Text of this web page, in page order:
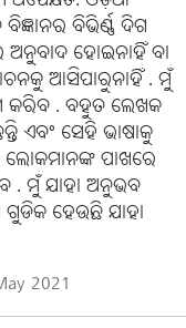
ବିଜ୍ଞାନର ବିଭିର୍ଣ୍ଣ ଦିଗ
ଅନୁବାଦ ହୋଇନାହିଁ ବା
ଆସିପାରୁନାହିଁ . ମୁଁ
କରିବ . ବହୁତ ଲେଖକ
ଏବଂ ସେହି ଭାଷାକୁ
ପାଖରେ
. ମୁଁ ଯାହା ଅନୁଭବ
ଗୁଡିକ ହେଉଛି ଯାହା
2021